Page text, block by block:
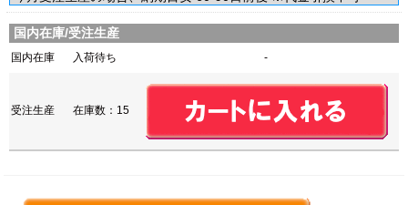
国内在庫/受注生産
国内在庫 入荷待ち -
受注生産 在庫数：15